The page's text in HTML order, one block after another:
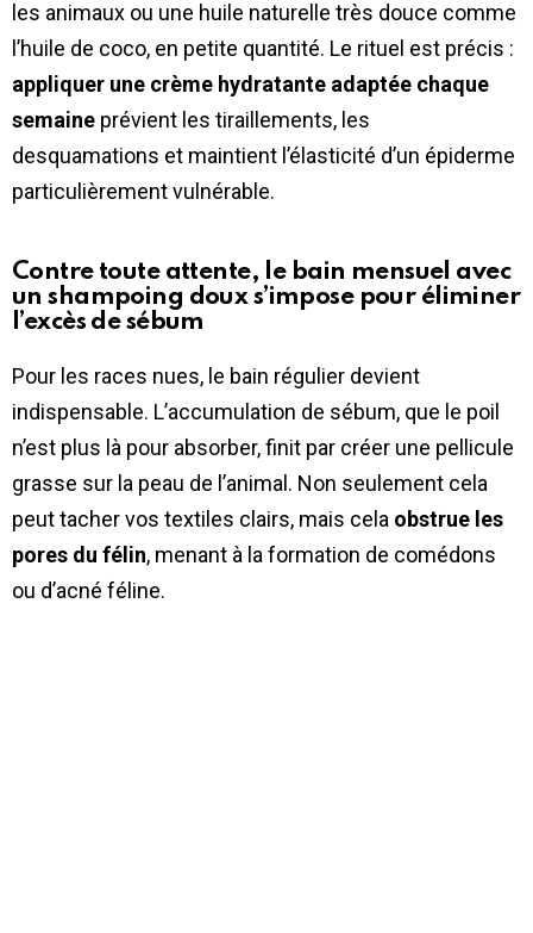
les animaux ou une huile naturelle très douce comme
l’huile de coco, en petite quantité. Le rituel est précis :
appliquer une crème hydratante adaptée chaque
semaine prévient les tiraillements, les
desquamations et maintient l’élasticité d’un épiderme
particulièrement vulnérable.
Contre toute attente, le bain mensuel avec
un shampoing doux s’impose pour éliminer
l’excès de sébum
Pour les races nues, le bain régulier devient
indispensable. L’accumulation de sébum, que le poil
n’est plus là pour absorber, finit par créer une pellicule
grasse sur la peau de l’animal. Non seulement cela
peut tacher vos textiles clairs, mais cela obstrue les
pores du félin, menant à la formation de comédons
ou d’acné féline.